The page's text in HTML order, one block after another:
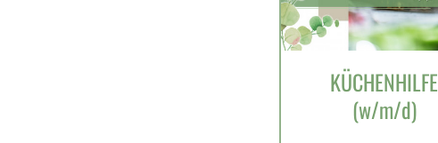
KÜCHENHILFE
(w/m/d)